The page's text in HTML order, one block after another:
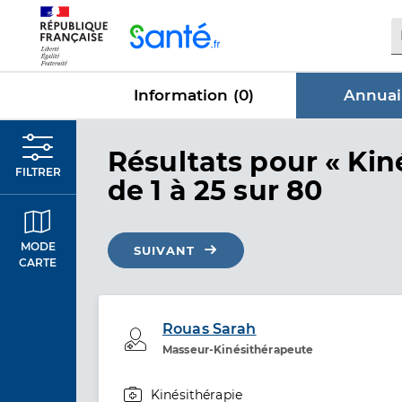
Information (0)
FILTRER
MODE
CARTE
Résultats dans
pour «
de 1 à 25 sur 80
SUIVANT
Rouas Sarah
Masseur-Kinésithérapeute
Professionel de santé
Kinésithérapie
Panneau de gestion des cookies